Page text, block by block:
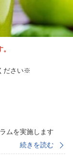
ださい※
ムを実施します
続きを読む